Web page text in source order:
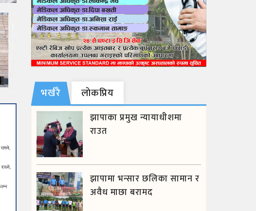
भर्खरै लाेकप्रिय
झापाका प्रमुख न्यायाधीशमा
राउत
झापामा भन्सार छलिका सामान र
अवैध माछा बरामद